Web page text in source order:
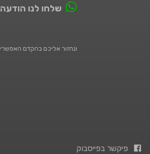
שלחו לנו הודעה
ונחזור אליכם בהקדם האפשרי
פיקשר בפייסבוק